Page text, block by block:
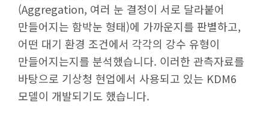
(Aggregation, 여러 눈 결정이 서로 달라붙어
만들어지는 함박눈 형태)에 가까운지를 판별하고,
어떤 대기 환경 조건에서 각각의 강수 유형이
만들어지는지를 분석했습니다. 이러한 관측자료를
바탕으로 기상청 현업에서 사용되고 있는 KDM6
모델이 개발되기도 했습니다.